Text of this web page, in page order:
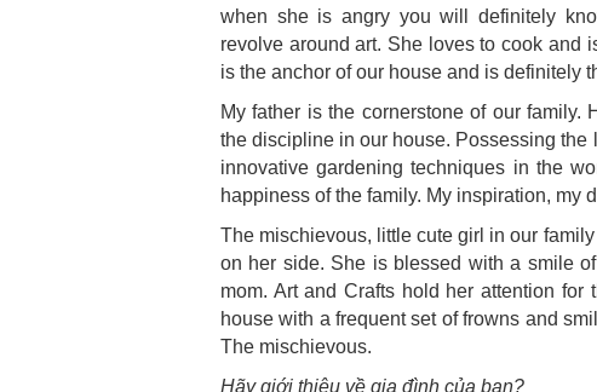
when she is angry you will definitely
revolve around art. She loves to cook and
is the anchor of our house and is definitely
My father is the cornerstone of our family.
the discipline in our house. Possessing
innovative gardening techniques in the
happiness of the family. My inspiration, my
The mischievous, little cute girl in our
on her side. She is blessed with a smile
mom. Art and Crafts hold her attention
house with a frequent set of frowns and
The mischievous.
Hãy giới thiệu về gia đình của bạn?